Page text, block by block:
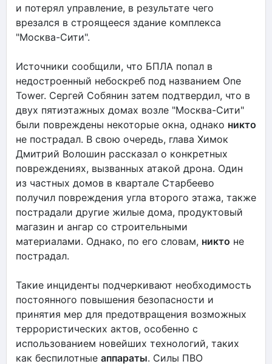
и потерял управление, в результате чего
врезался в строящееся здание комплекса
"Москва-Сити".
Источники сообщили, что БПЛА попал в
недостроенный небоскреб под названием One
Tower. Сергей Собянин затем подтвердил, что в
двух пятиэтажных домах возле "Москва-Сити"
были повреждены некоторые окна, однако никто
не пострадал. В свою очередь, глава Химок
Дмитрий Волошин рассказал о конкретных
повреждениях, вызванных атакой дрона. Один
из частных домов в квартале Старбеево
получил повреждения угла второго этажа, также
пострадали другие жилые дома, продуктовый
магазин и ангар со строительными
материалами. Однако, по его словам, никто не
пострадал.
Такие инциденты подчеркивают необходимость
постоянного повышения безопасности и
принятия мер для предотвращения возможных
террористических актов, особенно с
использованием новейших технологий, таких
как беспилотные аппараты. Силы ПВО